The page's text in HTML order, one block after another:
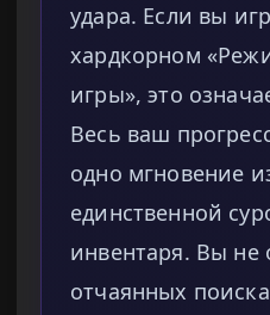
удара. Если вы
хардкорном
игры», это
Весь ваш
одно мгновение
единственной
инвентаря. Вы не
отчаянных